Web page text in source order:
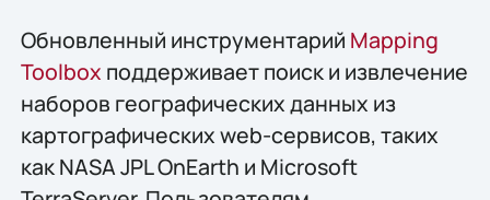
Обновленный инструментарий Mapping
Toolbox поддерживает поиск и извлечение
наборов географических данных из
картографических web-сервисов, таких
как NASA JPL OnEarth и Microsoft